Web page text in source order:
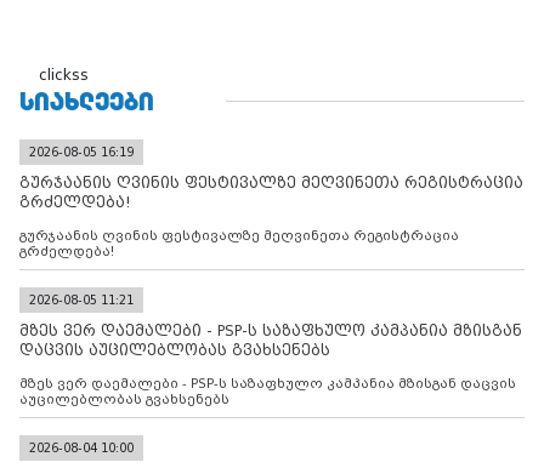
clickss
ᲡᲘᲐᲮᲚᲔᲔᲑᲘ
2026-08-05 16:19
გურჯაანის ღვინის ფესტივალზე მეღვინეთა რეგისტრაცია
გრძელდება!
გურჯაანის ღვინის ფესტივალზე მეღვინეთა რეგისტრაცია
გრძელდება!
2026-08-05 11:21
მზეს ვერ დაემალები - PSP-ს საზაფხულო კამპანია მზისგან
დაცვის აუცილებლობას გვახსენებს
მზეს ვერ დაემალები - PSP-ს საზაფხულო კამპანია მზისგან დაცვის
აუცილებლობას გვახსენებს
2026-08-04 10:00